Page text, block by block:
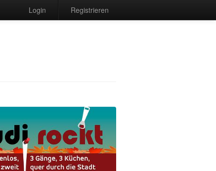
Login Registrieren